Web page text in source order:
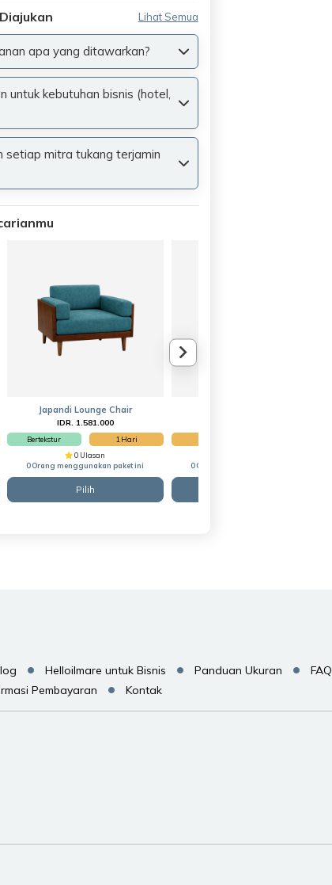
Lihat Semua
apa yang ditawarkan?
untuk kebutuhan bisnis (hotel,
setiap mitra tukang terjamin
Japandi Lounge Chair
IDR. 1.581.000
Bertekstur
1 Hari
0 Ulasan
0 Orang menggunakan paket ini
Pilih
0 Orang menggunakan paket ini
Helloilmare untuk Bisnis Panduan Ukuran FAQ
Pembayaran Kontak